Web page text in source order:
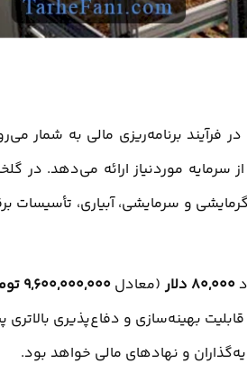
برنامه‌ریزی مالی به شمار
موردنیاز ارائه می‌دهد. در
و سرمایشی، آبیاری، تأسیسات
80,000 دلار (معادل 9,600,000,000 تومان
قابلیت بهینه‌سازی و دفاع‌پذیری بالاتری
و نهادهای مالی خواهد بود.